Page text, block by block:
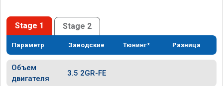
Stage 1 Stage 2
Параметр Заводские Тюнинг* Разница
Объем
двигателя
3.5 2GR-FE